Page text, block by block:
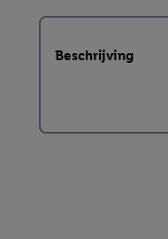
Beschrijving